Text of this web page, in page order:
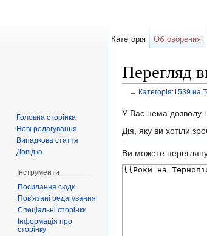
Перегляд
← Категорія:1539 на
У Вас нема дозволу
Дія, яку ви хотіли
Ви можете
Категорія Обговорення
Головна сторінка
Нові редагування
Випадкова стаття
Довідка
Інструменти
Посилання сюди
Пов'язані редагування
Спеціальні сторінки
Інформація про
сторінку